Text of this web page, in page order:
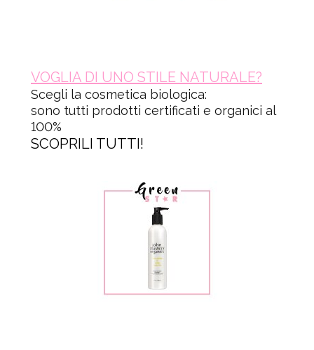
VOGLIA DI UNO STILE NATURALE?
Scegli la cosmetica biologica:
sono tutti prodotti certificati e organici al
100%
SCOPRILI TUTTI!